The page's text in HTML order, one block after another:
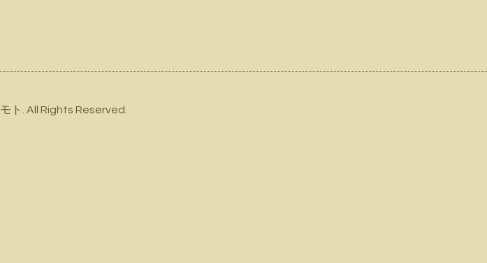
ト . All Rights Reserved.